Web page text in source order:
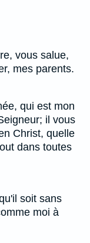
vous salue,
mes parents.
qui est mon
il vous
Christ, quelle
dans toutes
soit sans
moi à